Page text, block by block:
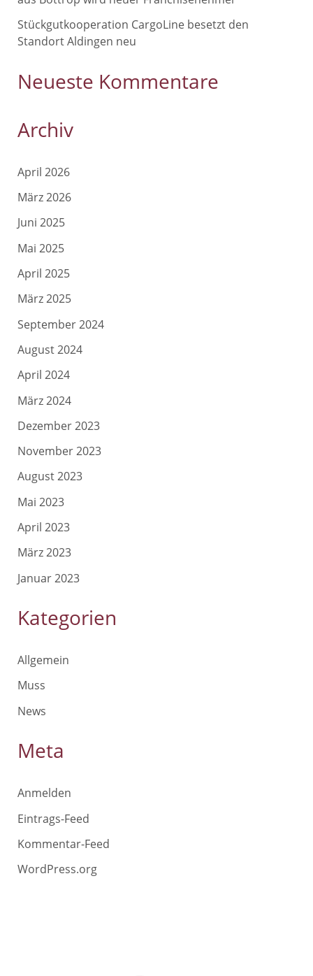
Stückgutkooperation CargoLine besetzt den
Standort Aldingen neu
Neueste Kommentare
Archiv
April 2026
März 2026
Juni 2025
Mai 2025
April 2025
März 2025
September 2024
August 2024
April 2024
März 2024
Dezember 2023
November 2023
August 2023
Mai 2023
April 2023
März 2023
Januar 2023
Kategorien
Allgemein
Muss
News
Meta
Anmelden
Eintrags-Feed
Kommentar-Feed
WordPress.org